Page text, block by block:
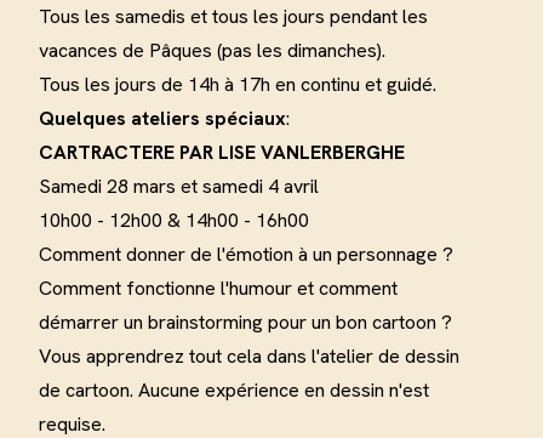
Tous les samedis et tous les jours pendant les
vacances de Pâques (pas les dimanches).
Tous les jours de 14h à 17h en continu et guidé.
Quelques ateliers spéciaux:
CARTRACTERE PAR LISEVANLERBERGHE
Samedi 28 mars et samedi 4 avril
10h00 - 12h00 & 14h00 - 16h00
Comment donner de l'émotion à un personnage ?
Comment fonctionne l'humour et comment
démarrer un brainstorming pour un bon cartoon ?
Vous apprendrez tout cela dans l'atelier de dessin
de cartoon. Aucune expérience en dessin n'est
requise.